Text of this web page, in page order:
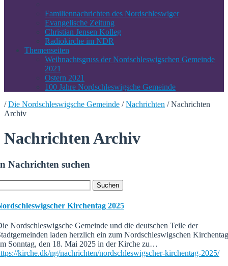
Familiennachrichten des Nordschleswiger
Evangelische Zeitung
Christian Jensen Kolleg
Radiokirche im NDR
Themenseiten
Weihnachtsgruss der Nordschleswigschen Gemeinde
2021
Ostern 2021
100 Jahre Nordschleswigsche Gemeinde
/ Die Nordschleswigsche Gemeinde / Nachrichten /Nachrichten
Archiv
Nachrichten Archiv
Nachrichten suchen
Kirchentag 2025
Nordschleswigsche Gemeinde und die deutschen Teile der
laden herzlich ein zum Nordschleswigschen Kirchentag
Sonntag, den 18. Mai 2025 in der Kirche zu…
kirche.dk/ng/nachrichten/nordschleswigscher-kirchentag-2025/